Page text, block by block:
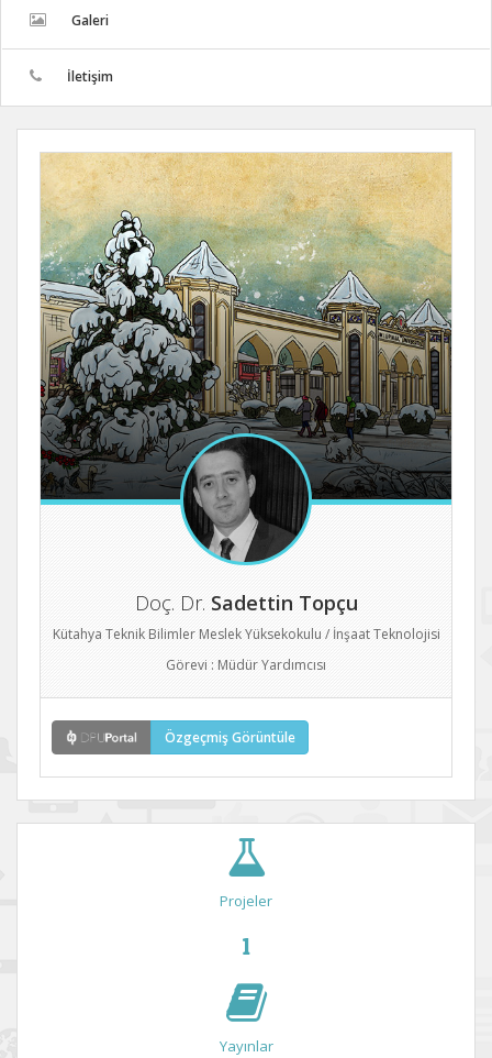
Galeri
İletişim
Doç. Dr. Sadettin Topçu
Kütahya Teknik Bilimler Meslek Yüksekokulu / İnşaat Teknolojisi
Görevi : Müdür Yardımcısı
Özgeçmiş Görüntüle
Projeler
1
Yayınlar